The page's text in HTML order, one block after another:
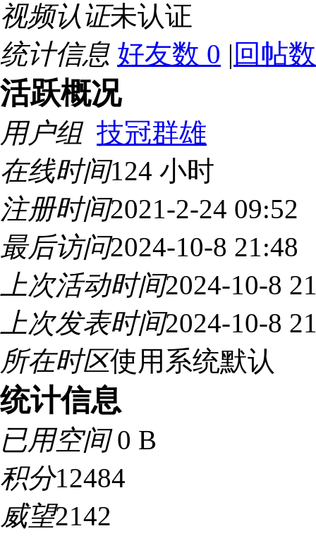
视频认证未认证
统计信息 好友数 0 | 回帖
活跃概况
用户组 技冠群雄
在线时间124 小时
注册时间2021-2-24 09:52
最后访问2024-10-8 21:48
上次活动时间2024-10-8
上次发表时间2024-10-8
所在时区使用系统默认
统计信息
已用空间0 B
积分12484
威望2142